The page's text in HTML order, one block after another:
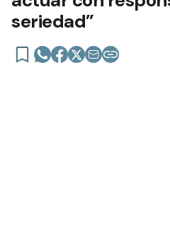
“No es momento
política partidaria,
actuar con